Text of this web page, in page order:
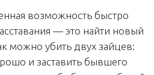
возможность быстро
— это найти новый
можно убить двух зайцев:
и заставить бывшего